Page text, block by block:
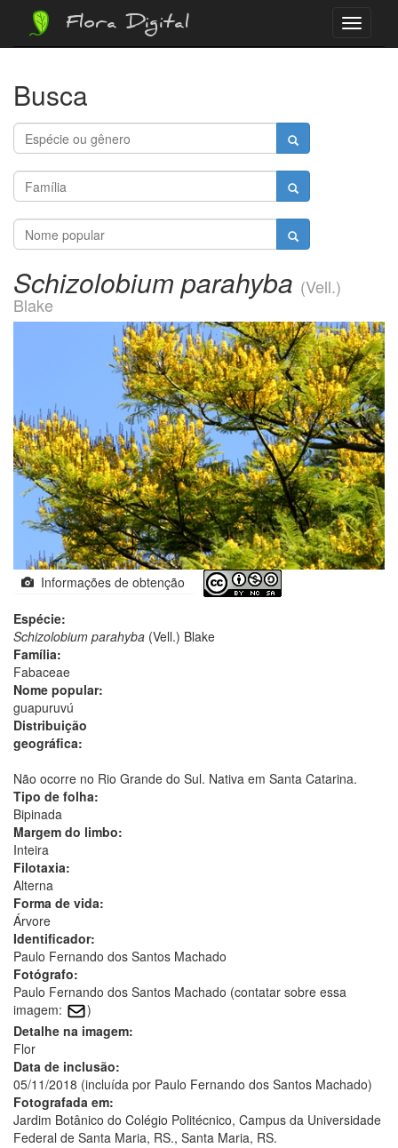
Menu
Flora Digital
Busca
Schizolobium parahyba (Vell.)
Blake
Informações de obtenção
Espécie:
Schizolobium parahyba (Vell.) Blake
Família:
Fabaceae
Nome popular:
guapuruvú
Distribuição
geográfica:
Não ocorre no Rio Grande do Sul. Nativa em Santa Catarina.
Tipo de folha:
Bipinada
Margem do limbo:
Inteira
Filotaxia:
Alterna
Forma de vida:
Árvore
Identificador:
Paulo Fernando dos Santos Machado
Fotógrafo:
Paulo Fernando dos Santos Machado (contatar sobre essa
imagem:
)
Detalhe na imagem:
Flor
Data de inclusão:
05/11/2018 (incluída por Paulo Fernando dos Santos Machado)
Fotografada em:
Jardim Botânico do Colégio Politécnico, Campus da Universidade
Federal de Santa Maria, RS., Santa Maria, RS.